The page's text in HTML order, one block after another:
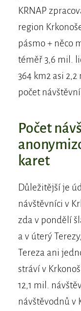
KRNAP
region
pásmo + něco
téměř 3,6 mil.
364 km2 asi
počet
Počet
karet
Důležitější je
návštěvníci v
zda v pondělí
a v úterý
Tereza ani
stráví v
12,1 mil.
návštěvodnů v